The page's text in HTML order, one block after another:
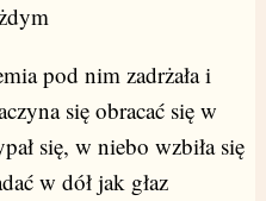
pod nim zadrżała i
się obracać się w
się, w niebo wzbiła się
w dół jak głaz